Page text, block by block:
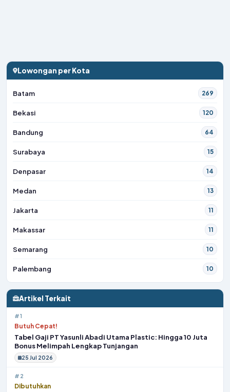
Lowongan per Kota
Batam 269
Bekasi 120
Bandung 64
Surabaya 15
Denpasar 14
Medan 13
Jakarta 11
Makassar 11
Semarang 10
Palembang 10
Artikel Terkait
#1
Butuh Cepat!
Tabel Gaji PT Yasunli Abadi Utama Plastic: Hingga 10 Juta
Bonus Melimpah Lengkap Tunjangan
25 Jul 2026
#2
Dibutuhkan